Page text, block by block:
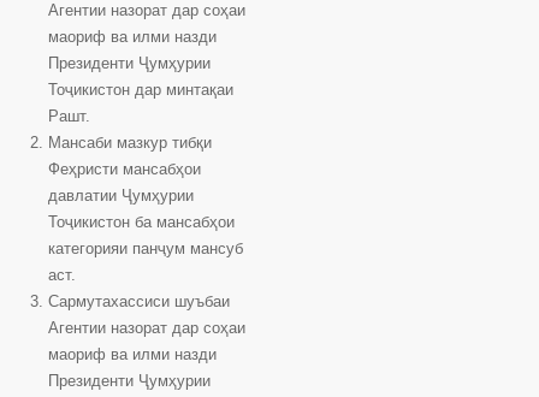
Агентии назорат дар соҳаи
маориф ва илми назди
Президенти Ҷумҳурии
Тоҷикистон дар минтақаи
Рашт.
Мансаби мазкур тибқи
Феҳристи мансабҳои
давлатии Ҷумҳурии
Тоҷикистон ба мансабҳои
категорияи панҷум мансуб
аст.
Сармутахассиси шуъбаи
Агентии назорат дар соҳаи
маориф ва илми назди
Президенти Ҷумҳурии